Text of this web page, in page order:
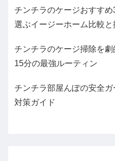
チンチラのケージおすす
選ぶイージーホーム比較と
チンチラのケージ掃除を
15分の最強ルーティン
チンチラ部屋んぽの安全
対策ガイド